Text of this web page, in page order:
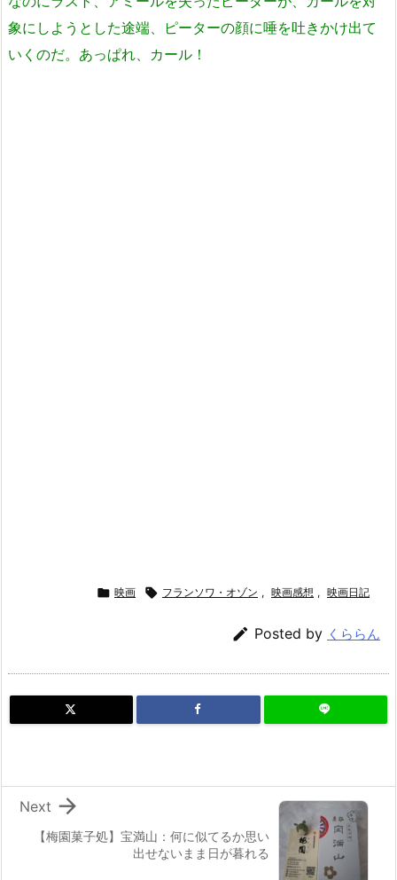
象にしようとした途端、ピーターの顔に唾を吐きかけ出て
いくのだ。あっぱれ、カール！
 映画  フランソワ・オゾン , 映画感想 , 映画日記
 Posted by くららん
【梅園菓子処】宝満山：何に似てるか思い
出せないまま日が暮れる

Next